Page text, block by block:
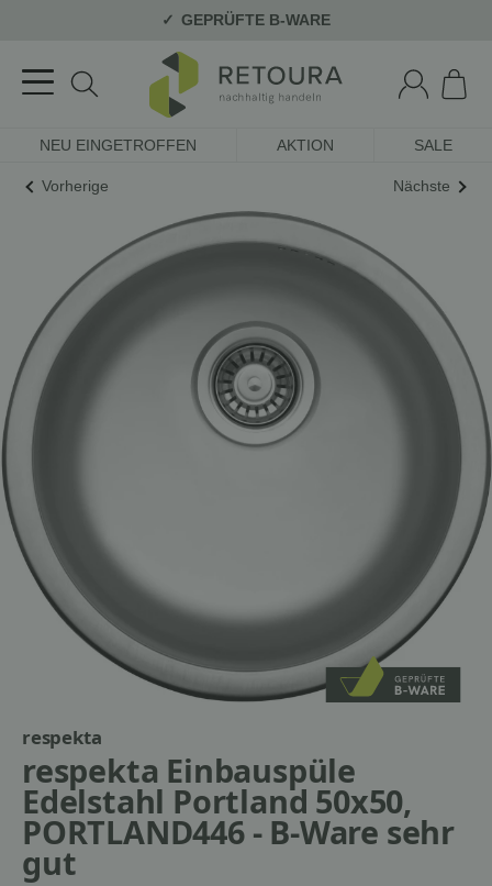
GEPRÜFTE B-WARE
NEU EINGETROFFEN AKTION SALE
Vorherige Nächste
respekta
respekta Einbauspüle
Edelstahl Portland 50x50,
PORTLAND446 - B-Ware sehr
gut